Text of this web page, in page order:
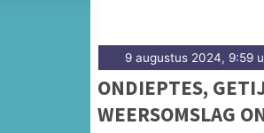
9 augustus 2024, 9:59
ONDIEPTES,
WEERSOMSLAG